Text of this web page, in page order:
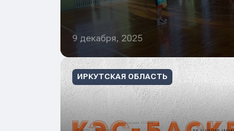
9 декабря, 2025
ИРКУТСКАЯ ОБЛАСТЬ